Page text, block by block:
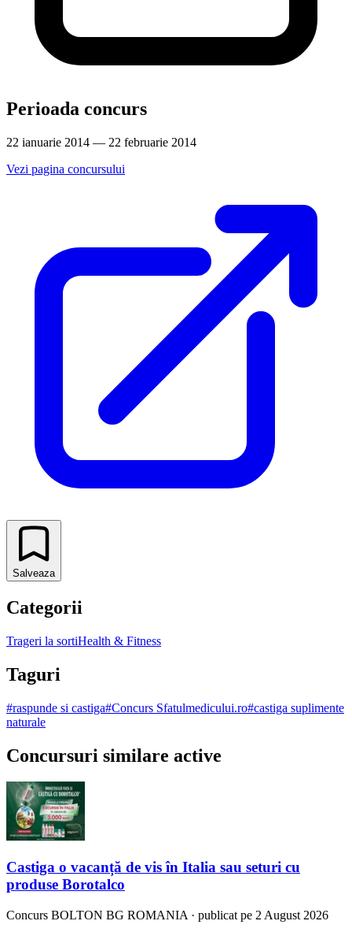
Perioada concurs
22 ianuarie 2014 — 22 februarie 2014
Vezi pagina concursului
Salveaza
Categorii
Trageri la sortiHealth & Fitness
Taguri
#raspunde si castiga#Concurs Sfatulmedicului.ro#castiga suplimente
naturale
Concursuri similare active
Castiga o vacanță de vis în Italia sau seturi cu
produse Borotalco
Concurs BOLTON BG ROMANIA · publicat pe 2 August 2026